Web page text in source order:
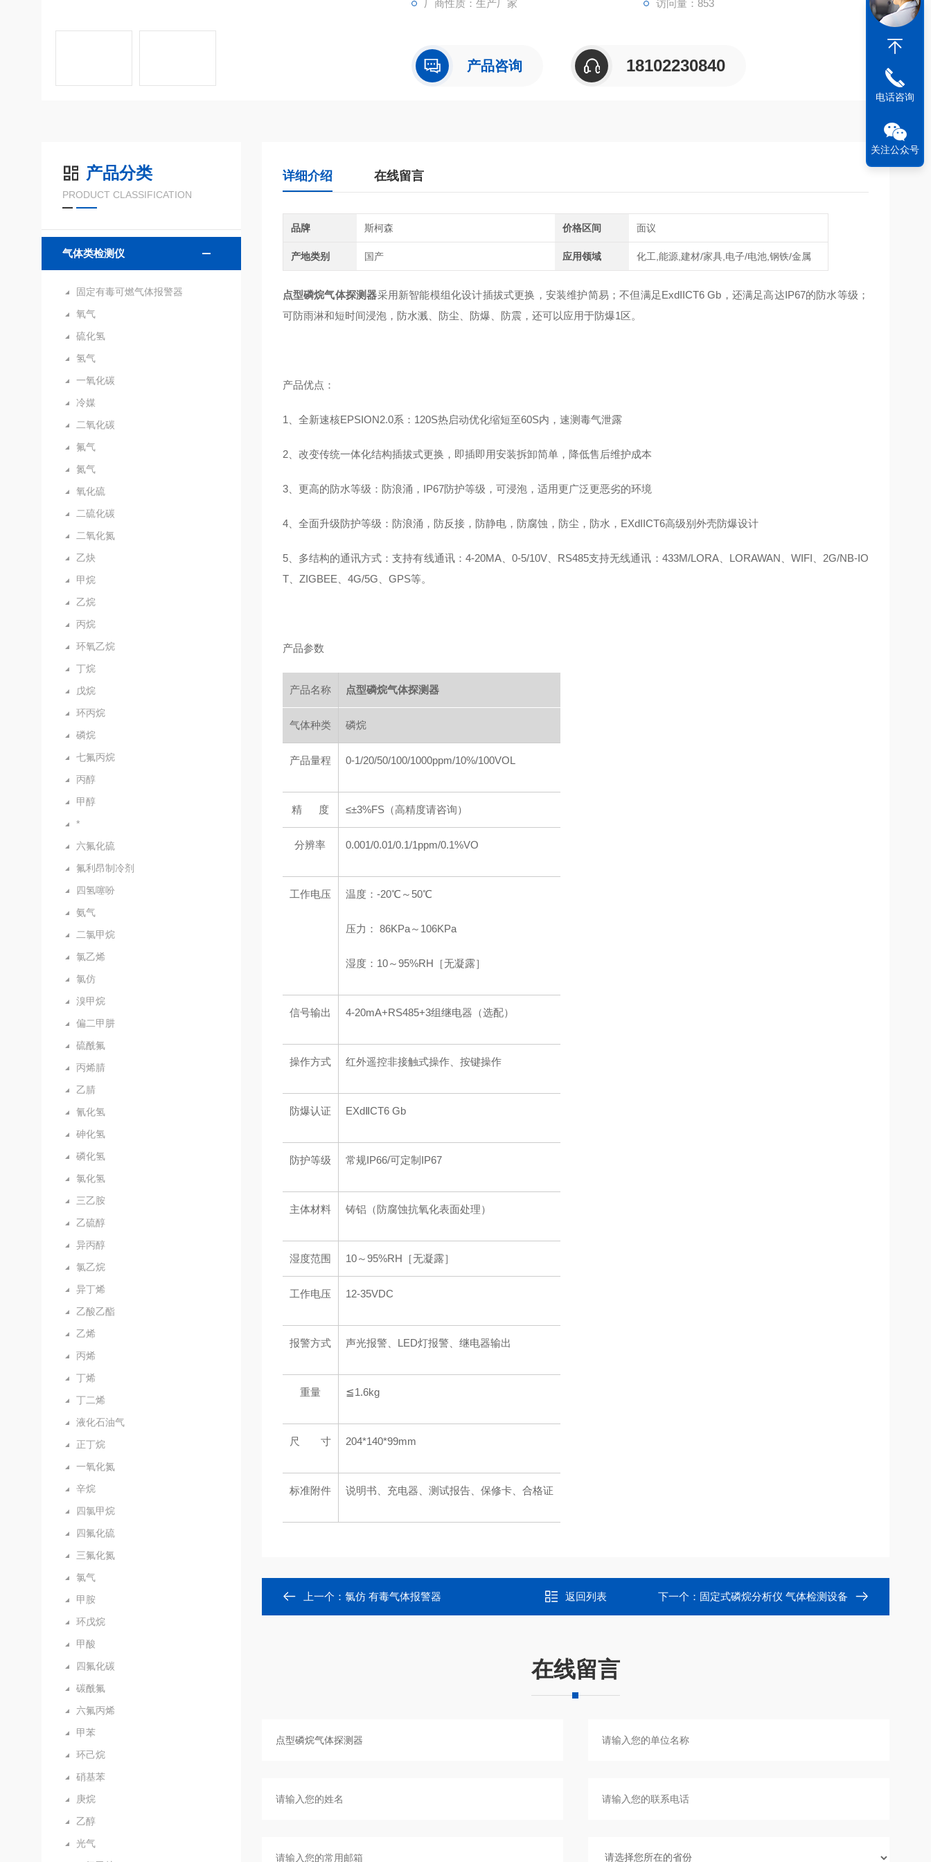
厂商性质：生产厂家 访问量：853
产品咨询 18102230840
产品分类
PRODUCT CLASSIFICATION
气体类检测仪
固定有毒可燃气体报警器
氧气
硫化氢
氢气
一氧化碳
冷媒
二氧化碳
氟气
氮气
氧化硫
二硫化碳
二氧化氮
乙炔
甲烷
乙烷
丙烷
环氧乙烷
丁烷
戊烷
环丙烷
磷烷
七氟丙烷
丙醇
甲醇
*
六氟化硫
氟利昂制冷剂
四氢噻吩
氨气
二氯甲烷
氯乙烯
氯仿
溴甲烷
偏二甲肼
硫酰氟
丙烯腈
乙腈
氰化氢
砷化氢
磷化氢
氯化氢
三乙胺
乙硫醇
异丙醇
氯乙烷
异丁烯
乙酸乙酯
乙烯
丙烯
丁烯
丁二烯
液化石油气
正丁烷
一氧化氮
辛烷
四氯甲烷
四氟化硫
三氟化氮
氯气
甲胺
环戊烷
甲酸
四氟化碳
碳酰氟
六氟丙烯
甲苯
环己烷
硝基苯
庚烷
乙醇
光气
详细介绍 在线留言
品牌 斯柯森 价格区间 面议
产地类别 国产 应用领域 化工,能源,建材/家具,电子/电池,钢铁/金属
点型磷烷气体探测器采用新智能模组化设计插拔式更换，安装维护简易；不但满足ExdIICT6 Gb，还满足高达IP67的防水等级；
可防雨淋和短时间浸泡，防水溅、防尘、防爆、防震，还可以应用于防爆1区。
产品优点：
1、全新速核EPSION2.0系：120S热启动优化缩短至60S内，速测毒气泄露
2、改变传统一体化结构插拔式更换，即插即用安装拆卸简单，降低售后维护成本
3、更高的防水等级：防浪涌，IP67防护等级，可浸泡，适用更广泛更恶劣的环境
4、全面升级防护等级：防浪涌，防反接，防静电，防腐蚀，防尘，防水，EXdIICT6高级别外壳防爆设计
5、多结构的通讯方式：支持有线通讯：4-20MA、0-5/10V、RS485支持无线通讯：433M/LORA、LORAWAN、WIFI、2G/NB-IO
T、ZIGBEE、4G/5G、GPS等。
产品参数
产品名称 点型磷烷气体探测器
气体种类 磷烷
产品量程 0-1/20/50/100/1000ppm/10%/100VOL
精 度 ≤±3%FS（高精度请咨询）
分辨率 0.001/0.01/0.1/1ppm/0.1%VO
工作电压 温度：-20℃～50℃
压力： 86KPa～106KPa
湿度：10～95%RH［无凝露］
信号输出 4-20mA+RS485+3组继电器（选配）
操作方式 红外遥控非接触式操作、按键操作
防爆认证 EXdⅡCT6 Gb
防护等级 常规IP66/可定制IP67
主体材料 铸铝（防腐蚀抗氧化表面处理）
湿度范围 10～95%RH［无凝露］
工作电压 12-35VDC
报警方式 声光报警、LED灯报警、继电器输出
重量 ≦1.6kg
尺 寸 204*140*99mm
标准附件 说明书、充电器、测试报告、保修卡、合格证
上一个： 氯仿 有毒气体报警器 返回列表 下一个： 固定式磷烷分析仪 气体检测设备
在线留言
电话咨询
关注公众号